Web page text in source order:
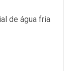
de água fria